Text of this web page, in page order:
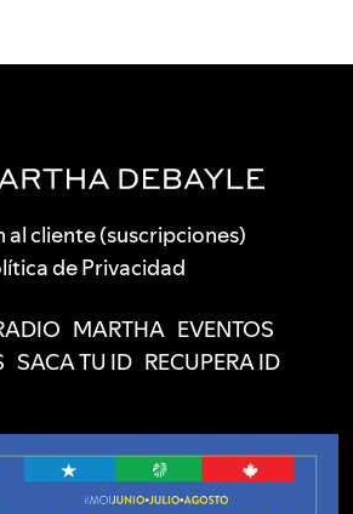
al cliente (suscripciones)
de Privacidad
MARTHA EVENTOS
SACA TU ID RECUPERA ID